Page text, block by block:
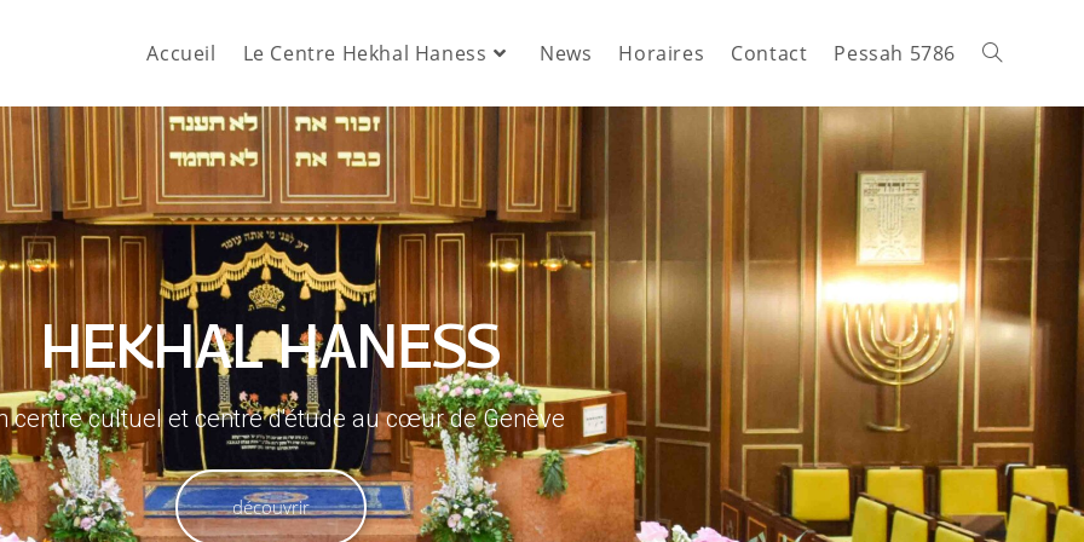
Accueil Le Centre Hekhal Haness News Horaires Contact Pessah 5786
HEKHAL HANESS
centre cultuel et centre d'étude au cœur de Genève
découvrir